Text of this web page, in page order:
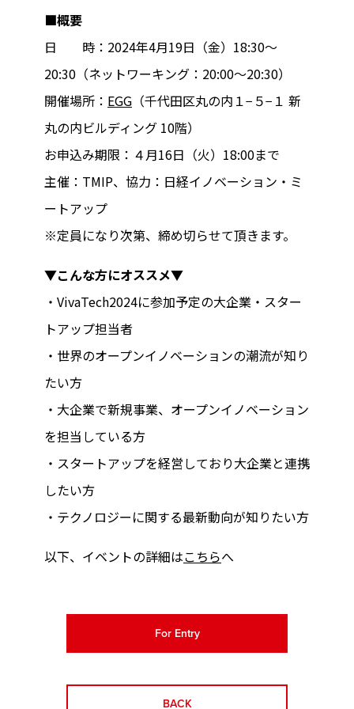
■概要
日 時：2024年4月19日（金）18:30～
20:30（ネットワーキング：20:00～20:30）
開催場所： EGG （千代田区丸の内１−５−１ 新
丸の内ビルディング 10階）
お申込み期限：４月16日（火）18:00まで
主催：TMIP、協力：日経イノベーション・ミ
ートアップ
※定員になり次第、締め切らせて頂きます。
▼こんな方にオススメ▼
・VivaTech2024に参加予定の大企業・スター
トアップ担当者
・世界のオープンイノベーションの潮流が知り
たい方
・大企業で新規事業、オープンイノベーション
を担当している方
・スタートアップを経営しており大企業と連携
したい方
・テクノロジーに関する最新動向が知りたい方
以下、イベントの詳細はこちらへ
For Entry
BACK